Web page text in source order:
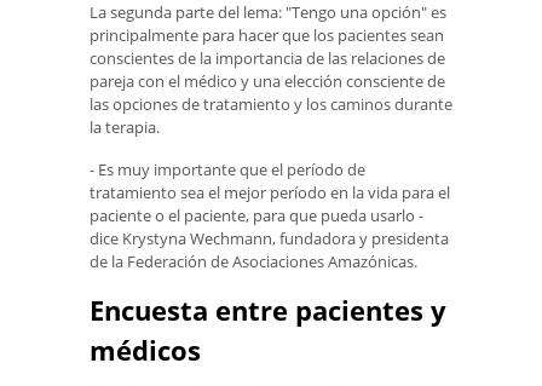
La segunda parte del lema: "Tengo una opción" es
principalmente para hacer que los pacientes sean
conscientes de la importancia de las relaciones de
pareja con el médico y una elección consciente de
las opciones de tratamiento y los caminos durante
la terapia.
- Es muy importante que el período de
tratamiento sea el mejor período en la vida para el
paciente o el paciente, para que pueda usarlo -
dice Krystyna Wechmann, fundadora y presidenta
de la Federación de Asociaciones Amazónicas.
Encuesta entre pacientes y
médicos